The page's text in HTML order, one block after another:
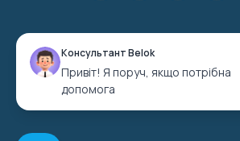
Якщо є хронічні
Скільки готу колу
Рекомендоване денне
готу кола
рідкий екстракт
Консультант Belok
Привіт! Я поруч, якщо потрібна
допомога